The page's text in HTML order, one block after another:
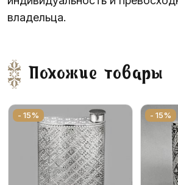
владельца.
Похожие товары
- 15% - 15%